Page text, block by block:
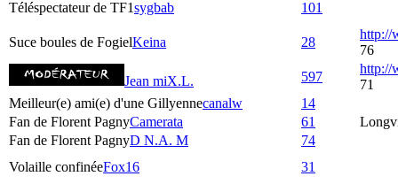
Téléspectateur de TF1sygbab 101
Suce boules de FogielKeina 28
http://
76
Jean miX.L. 597
http://
71
Meilleur(e) ami(e) d'une Gillyennecanalw
14
Fan de Florent PagnyCamerata 61
Fan de Florent PagnyD N.A. M
74
Volaille confinéeFox16 31